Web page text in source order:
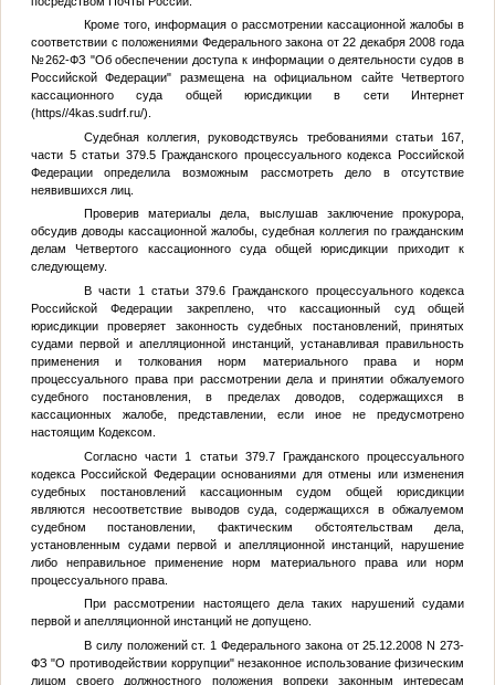
Кроме того, информация о рассмотрении кассационной жалобы в
соответствии с положениями Федерального закона от 22 декабря 2008 года
№262-ФЗ "Об обеспечении доступа к информации о деятельности судов в
Российской Федерации" размещена на официальном сайте Четвертого
кассационного суда общей юрисдикции в сети Интернет
(https//4kas.sudrf.ru/).
Судебная коллегия, руководствуясь требованиями статьи 167,
части 5 статьи 379.5 Гражданского процессуального кодекса Российской
Федерации определила возможным рассмотреть дело в отсутствие
неявившихся лиц.
Проверив материалы дела, выслушав заключение прокурора,
обсудив доводы кассационной жалобы, судебная коллегия по гражданским
делам Четвертого кассационного суда общей юрисдикции приходит к
следующему.
В части 1 статьи 379.6 Гражданского процессуального кодекса
Российской Федерации закреплено, что кассационный суд общей
юрисдикции проверяет законность судебных постановлений, принятых
судами первой и апелляционной инстанций, устанавливая правильность
применения и толкования норм материального права и норм
процессуального права при рассмотрении дела и принятии обжалуемого
судебного постановления, в пределах доводов, содержащихся в
кассационных жалобе, представлении, если иное не предусмотрено
настоящим Кодексом.
Согласно части 1 статьи 379.7 Гражданского процессуального
кодекса Российской Федерации основаниями для отмены или изменения
судебных постановлений кассационным судом общей юрисдикции
являются несоответствие выводов суда, содержащихся в обжалуемом
судебном постановлении, фактическим обстоятельствам дела,
установленным судами первой и апелляционной инстанций, нарушение
либо неправильное применение норм материального права или норм
процессуального права.
При рассмотрении настоящего дела таких нарушений судами
первой и апелляционной инстанций не допущено.
В силу положений ст. 1 Федерального закона от 25.12.2008 N 273-
ФЗ "О противодействии коррупции" незаконное использование физическим
лицом своего должностного положения вопреки законным интересам